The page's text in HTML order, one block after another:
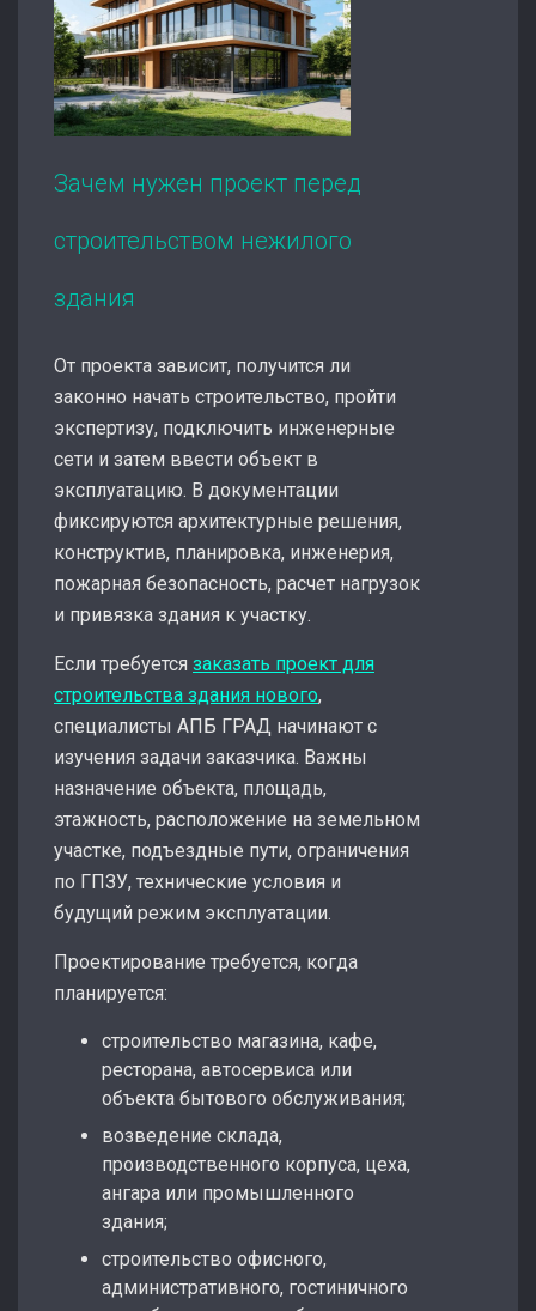
Зачем нужен проект перед
строительством нежилого
здания
От проекта зависит, получится ли
законно начать строительство, пройти
экспертизу, подключить инженерные
сети и затем ввести объект в
эксплуатацию. В документации
фиксируются архитектурные решения,
конструктив, планировка, инженерия,
пожарная безопасность, расчет нагрузок
и привязка здания к участку.
Если требуется заказать проект для
строительства здания нового,
специалисты АПБ ГРАД начинают с
изучения задачи заказчика. Важны
назначение объекта, площадь,
этажность, расположение на земельном
участке, подъездные пути, ограничения
по ГПЗУ, технические условия и
будущий режим эксплуатации.
Проектирование требуется, когда
планируется:
строительство магазина, кафе,
ресторана, автосервиса или
объекта бытового обслуживания;
возведение склада,
производственного корпуса, цеха,
ангара или промышленного
здания;
строительство офисного,
административного, гостиничного